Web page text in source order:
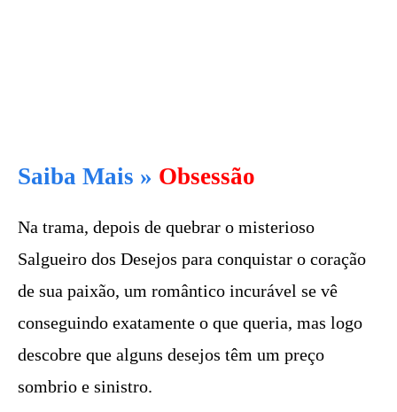
Saiba Mais » Obsessão
Na trama, depois de quebrar o misterioso
Salgueiro dos Desejos para conquistar o coração
de sua paixão, um romântico incurável se vê
conseguindo exatamente o que queria, mas logo
descobre que alguns desejos têm um preço
sombrio e sinistro.